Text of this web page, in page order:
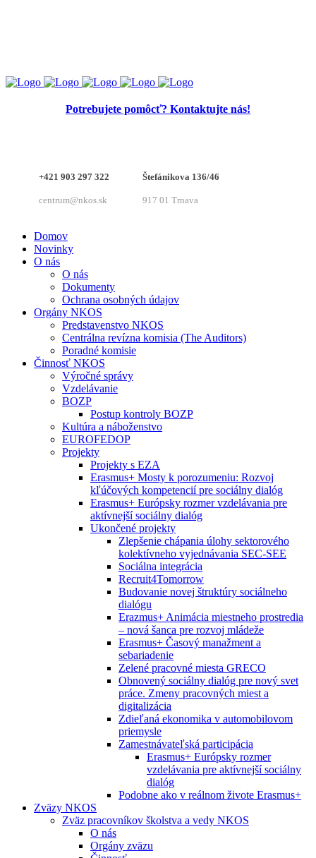
Potrebujete pomôcť? Kontaktujte nás!
+421 903 297 322
centrum@nkos.sk
Štefánikova 136/46
917 01 Trnava
Domov
Novinky
O nás
O nás
Dokumenty
Ochrana osobných údajov
Orgány NKOS
Predstavenstvo NKOS
Centrálna revízna komisia (The Auditors)
Poradné komisie
Činnosť NKOS
Výročné správy
Vzdelávanie
BOZP
Postup kontroly BOZP
Kultúra a náboženstvo
EUROFEDOP
Projekty
Projekty s EZA
Erasmus+ Mosty k porozumeniu: Rozvoj
kľúčových kompetencií pre sociálny dialóg
Erasmus+ Európsky rozmer vzdelávania pre
aktívnejší sociálny dialóg
Ukončené projekty
Zlepšenie chápania úlohy sektorového
kolektívneho vyjednávania SEC-SEE
Sociálna integrácia
Recruit4Tomorrow
Budovanie novej štruktúry sociálneho
dialógu
Erazmus+ Animácia miestneho prostredia
– nová šanca pre rozvoj mládeže
Erasmus+ Časový manažment a
sebariadenie
Zelené pracovné miesta GRECO
Obnovený sociálny dialóg pre nový svet
práce. Zmeny pracovných miest a
digitalizácia
Zdieľaná ekonomika v automobilovom
priemysle
Zamestnávateľská participácia
Erasmus+ Európsky rozmer
vzdelávania pre aktívnejší sociálny
dialóg
Podobne ako v reálnom živote Erasmus+
Zväzy NKOS
Zväz pracovníkov školstva a vedy NKOS
O nás
Orgány zväzu